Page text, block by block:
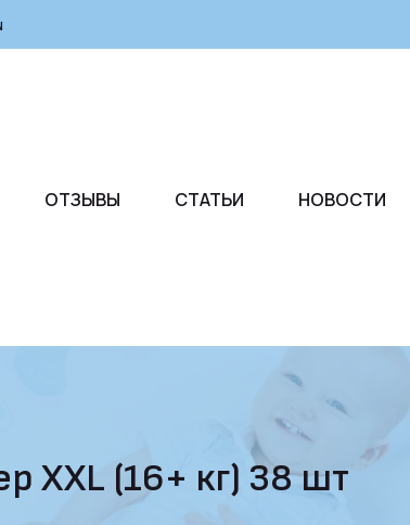
ОТЗЫВЫ СТАТЬИ НОВОСТИ
XXL (16+ кг) 38 шт